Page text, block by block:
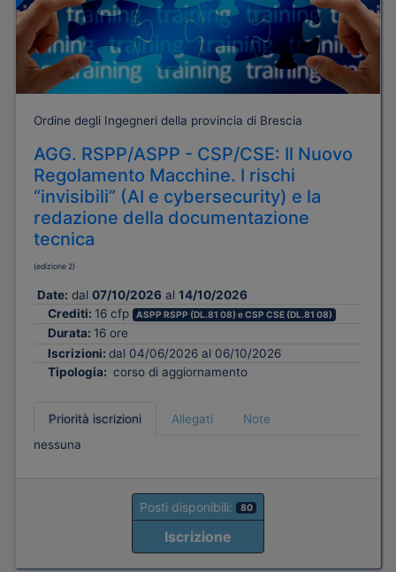
Ordine degli Ingegneri della provincia di Brescia
AGG. RSPP/ASPP - CSP/CSE: Il Nuovo
Regolamento Macchine. I rischi
“invisibili” (AI e cybersecurity) e la
redazione della documentazione
tecnica
(edizione 2)
Date: dal 07/10/2026 al 14/10/2026
Crediti: 16 cfp ASPP RSPP (DL.81 08) e CSP CSE (DL.81 08)
Durata: 16 ore
Iscrizioni: dal 04/06/2026 al 06/10/2026
Tipologia: corso di aggiornamento
Priorità iscrizioni Allegati
Note
nessuna
Posti disponibili: 80
Iscrizione